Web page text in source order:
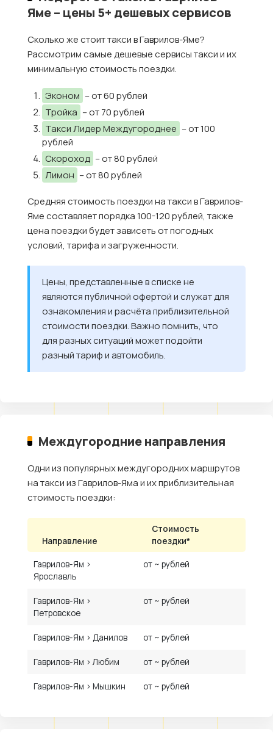
Яме – цены 5+ дешевых сервисов
Сколько же стоит такси в Гаврилов-Яме?
Рассмотрим самые дешевые сервисы такси и их
минимальную стоимость поездки.
Эконом – от 60 рублей
Тройка – от 70 рублей
Такси Лидер Междугороднее – от 100
рублей
Скороход – от 80 рублей
Лимон – от 80 рублей
Средняя стоимость поездки на такси в Гаврилов-
Яме составляет порядка 100-120 рублей, также
цена поездки будет зависеть от погодных
условий, тарифа и загруженности.
Цены, представленные в списке не
являются публичной офертой и служат для
ознакомления и расчёта приблизительной
стоимости поездки. Важно помнить, что
для разных ситуаций может подойти
разный тариф и автомобиль.
Междугородние направления
Одни из популярных междугородних маршрутов
на такси из Гаврилов-Яма и их приблизительная
стоимость поездки:
Направление
Стоимость
поездки*
Гаврилов-Ям ›
Ярославль
от ~ рублей
Гаврилов-Ям ›
Петровское
от ~ рублей
Гаврилов-Ям › Данилов от ~ рублей
Гаврилов-Ям › Любим от ~ рублей
Гаврилов-Ям › Мышкин от ~ рублей